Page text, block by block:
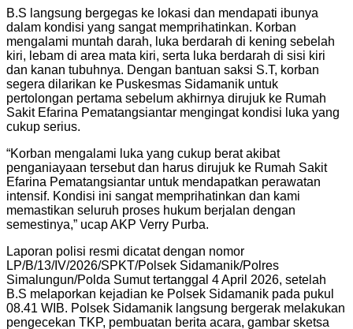
B.S langsung bergegas ke lokasi dan mendapati ibunya
dalam kondisi yang sangat memprihatinkan. Korban
mengalami muntah darah, luka berdarah di kening sebelah
kiri, lebam di area mata kiri, serta luka berdarah di sisi kiri
dan kanan tubuhnya. Dengan bantuan saksi S.T, korban
segera dilarikan ke Puskesmas Sidamanik untuk
pertolongan pertama sebelum akhirnya dirujuk ke Rumah
Sakit Efarina Pematangsiantar mengingat kondisi luka yang
cukup serius.
“Korban mengalami luka yang cukup berat akibat
penganiayaan tersebut dan harus dirujuk ke Rumah Sakit
Efarina Pematangsiantar untuk mendapatkan perawatan
intensif. Kondisi ini sangat memprihatinkan dan kami
memastikan seluruh proses hukum berjalan dengan
semestinya,” ucap AKP Verry Purba.
Laporan polisi resmi dicatat dengan nomor
LP/B/13/IV/2026/SPKT/Polsek Sidamanik/Polres
Simalungun/Polda Sumut tertanggal 4 April 2026, setelah
B.S melaporkan kejadian ke Polsek Sidamanik pada pukul
08.41 WIB. Polsek Sidamanik langsung bergerak melakukan
pengecekan TKP, pembuatan berita acara, gambar sketsa